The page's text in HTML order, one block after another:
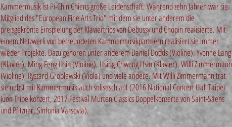
Kammermusik ist Pi-Chin Chiens große Leidenschaft. Während zehn Jahren war sie
Mitglied des "European Fine Arts Trio" mit dem sie unter anderem die
preisgekrönte Einspielung der Klaviertrios von Debussy und Chopin realisierte. Mit
einem Netzwerk von befreundeten Kammermusikpartnern realisiert sie immer
wieder Projekte. Dazu gehören unter anderem Daniel Dodds (Violine), Yvonne Lang
(Klavier), Ming-Feng Hsin (Violine), Hsing-Chweng Hsin (Klavier), Willi Zimmermann
(Violine), Ryszard Groblewski (Viola) und viele andere. Mit Willi Zimmermann trat
sie nebst mit Kammermusik auch solistisch auf (2016 National Concert Hall Taipei
Juon Tripelkonzert, 2017 Festival Murten Classics Doppelkonzerte von Saint-Säens
und Pfitzner, Sinfonia Varsovia).